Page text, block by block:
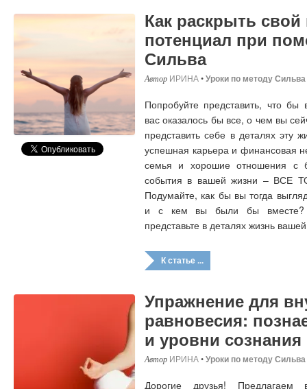
Как раскрыть
потенциал при
Сильва
ИРИНА•Уроки по методу Сильва
Попробуйте представить, что бы
вас оказалось бы все, о чем вы
представить себе в деталях эту
успешная карьера и финансовая
семья и хорошие отношения с
события в вашей жизни –
Подумайте, как бы вы тогда
и с кем вы были бы вместе?
представьте в деталях жизнь
К статье ...
Упражнение для
равновесия:
и уровни сознания
ИРИНА•Уроки по методу Сильва
Дорогие друзья! Предлагаем